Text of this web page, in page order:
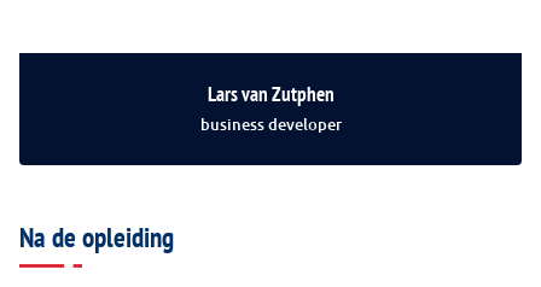
Lars van Zutphen
business developer
Na de opleiding